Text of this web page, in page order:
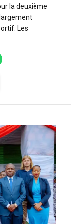
la deuxième
Les